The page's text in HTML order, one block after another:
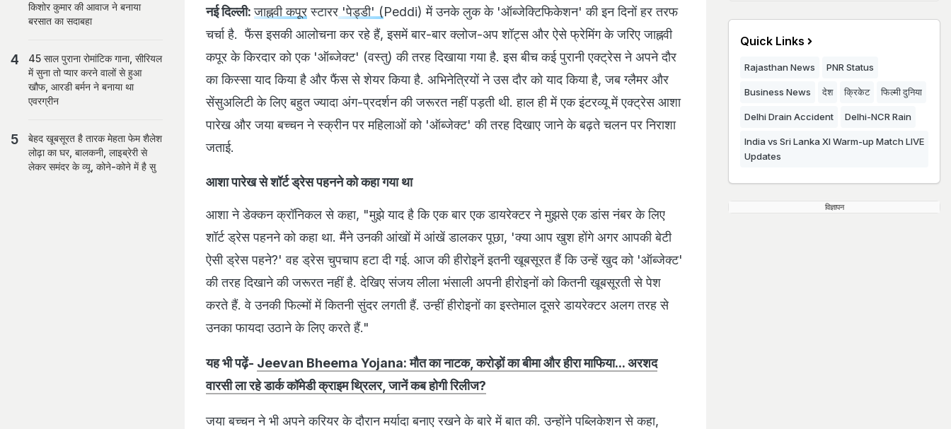
नई दिल्ली: जाह्नवी कपूरस्टारर 'पेड्डी' (Peddi) में उनके लुक के 'ऑब्जेक्टिफिकेशन' की इन दिनों हर तरफ
चर्चा है. फैंस इसकी आलोचना कर रहे हैं, इसमें बार-बार क्लोज-अप शॉट्स और ऐसे फ्रेमिंग के जरिए जाह्नवी
कपूर के किरदार को एक 'ऑब्जेक्ट' (वस्तु) की तरह दिखाया गया है. इस बीच कई पुरानी एक्ट्रेस ने अपने दौर
का किस्सा याद किया है और फैंस से शेयर किया है. अभिनेत्रियों ने उस दौर को याद किया है, जब ग्लैमर और
सेंसुअलिटी के लिए बहुत ज्यादा अंग-प्रदर्शन की जरूरत नहीं पड़ती थी. हाल ही में एक इंटरव्यू में एक्ट्रेस आशा
पारेख और जया बच्चन ने स्क्रीन पर महिलाओं को 'ऑब्जेक्ट' की तरह दिखाए जाने के बढ़ते चलन पर निराशा
जताई.
आशा पारेख से शॉर्ट ड्रेस पहनने को कहा गया था
आशा ने डेक्कन क्रॉनिकल से कहा, "मुझे याद है कि एक बार एक डायरेक्टर ने मुझसे एक डांस नंबर के लिए
शॉर्ट ड्रेस पहनने को कहा था. मैंने उनकी आंखों में आंखें डालकर पूछा, 'क्या आप खुश होंगे अगर आपकी बेटी
ऐसी ड्रेस पहने?' वह ड्रेस चुपचाप हटा दी गई. आज की हीरोइनें इतनी खूबसूरत हैं कि उन्हें खुद को 'ऑब्जेक्ट'
की तरह दिखाने की जरूरत नहीं है. देखिए संजय लीला भंसाली अपनी हीरोइनों को कितनी खूबसूरती से पेश
करते हैं. वे उनकी फिल्मों में कितनी सुंदर लगती हैं. उन्हीं हीरोइनों का इस्तेमाल दूसरे डायरेक्टर अलग तरह से
उनका फायदा उठाने के लिए करते हैं."
यह भी पढ़ें- Jeevan Bheema Yojana: मौत का नाटक, करोड़ों का बीमा और हीरा माफिया... अरशद
वारसी ला रहे डार्क कॉमेडी क्राइम थ्रिलर, जानें कब होगी रिलीज?
जया बच्चन ने भी अपने करियर के दौरान मर्यादा बनाए रखने के बारे में बात की. उन्होंने पब्लिकेशन से कहा,
किशोर कुमार की आवाज ने बनाया
बरसात का सदाबहा
45 साल पुराना रोमांटिक गाना, सीरियल
में सुना तो प्यार करने वालों से हुआ
खौफ, आरडी बर्मन ने बनाया था
एवरग्रीन
बेहद खूबसूरत है तारक मेहता फेम शैलेश
लोढ़ा का घर, बालकनी, लाइब्रेरी से
लेकर समंदर के व्यू, कोने-कोने में है सु
Quick Links
Rajasthan News PNR Status
Business News देश क्रिकेट फिल्मी दुनिया
Delhi Drain Accident Delhi-NCR Rain
India vs Sri Lanka XI Warm-up Match LIVE
Updates
विज्ञापन